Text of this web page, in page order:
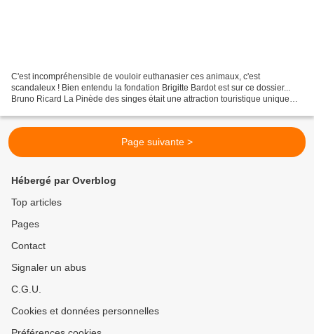
C'est incompréhensible de vouloir euthanasier ces animaux, c'est
scandaleux ! Bien entendu la fondation Brigitte Bardot est sur ce dossier...
Bruno Ricard La Pinède des singes était une attraction touristique unique
Page suivante >
Hébergé par Overblog
Top articles
Pages
Contact
Signaler un abus
C.G.U.
Cookies et données personnelles